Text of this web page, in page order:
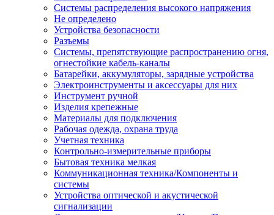
Системы распределения высокого напряжения
Не определено
Устройства безопасности
Разъемы
Системы, препятствующие распространению огня,
огнестойкие кабель-каналы
Батарейки, аккумуляторы, зарядные устройства
Электроинструменты и аксессуары для них
Инструмент ручной
Изделия крепежные
Материалы для подключения
Рабочая одежда, охрана труда
Учетная техника
Контрольно-измерительные приборы
Бытовая техника мелкая
Коммуникационная техника/Компоненты и
системы
Устройства оптической и акустической
сигнализации